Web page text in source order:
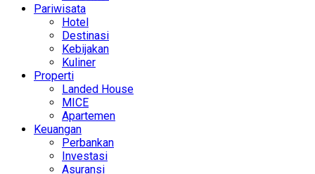
Pariwisata
Hotel
Destinasi
Kebijakan
Kuliner
Properti
Landed House
MICE
Apartemen
Keuangan
Perbankan
Investasi
Asuransi